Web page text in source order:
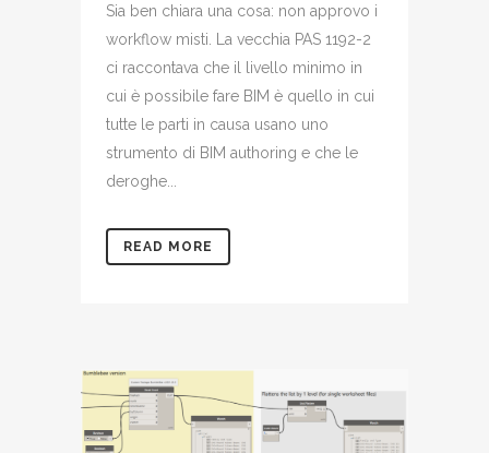
Sia ben chiara una cosa: non approvo i
workflow misti. La vecchia PAS 1192-2
ci raccontava che il livello minimo in
cui è possibile fare BIM è quello in cui
tutte le parti in causa usano uno
strumento di BIM authoring e che le
deroghe...
READ MORE